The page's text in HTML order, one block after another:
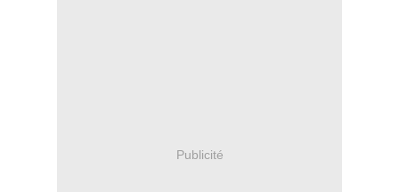
Publicité